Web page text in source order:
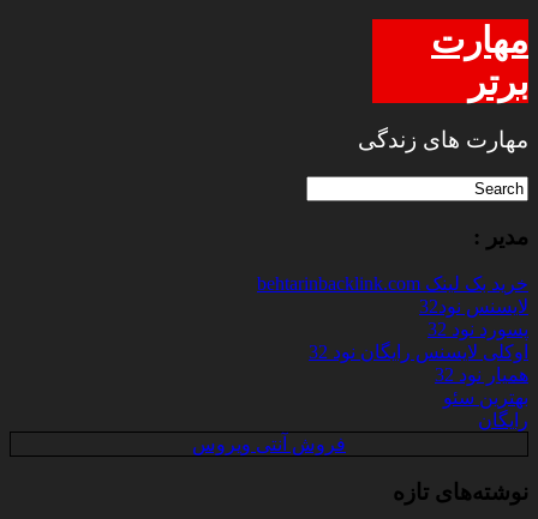
مهارت
برتر
مهارت های زندگی
مدیر :
خرید بک لینک behtarinbacklink.com
لایسنس نود32
پسورد نود 32
اوکلی لایسنس رایگان نود 32
همیار نود 32
بهترین سئو
رایگان
فروش آنتی ویروس
نوشته‌های تازه